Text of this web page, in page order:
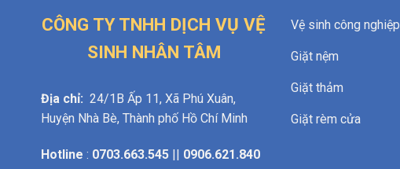
CÔNG TY TNHH DỊCH VỤ VỆ
SINH NHÂN TÂM
Địa chỉ: 24/1B Ấp 11, Xã Phú Xuân,
Huyện Nhà Bè, Thành phố Hồ Chí Minh
Hotline : 0703.663.545 0906.621.840
Vệ sinh công nghiệp
Giặt nệm
Giặt thảm
Giặt rèm cửa